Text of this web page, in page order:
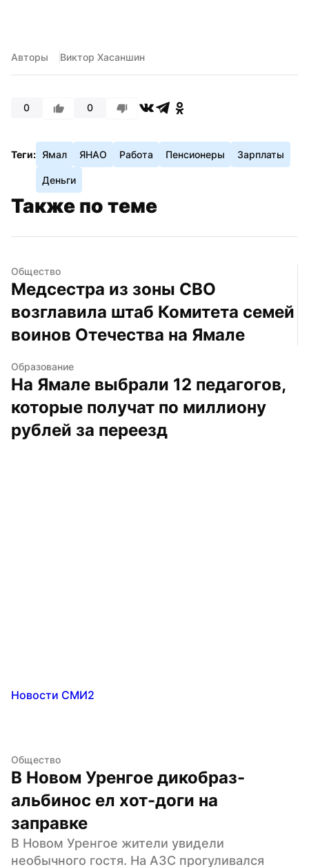
Авторы Виктор Хасаншин
0 0
Теги: Ямал ЯНАО Работа Пенсионеры Зарплаты
Деньги
Также по теме
Общество
Медсестра из зоны СВО
возглавила штаб Комитета семей
воинов Отечества на Ямале
Образование
На Ямале выбрали 12 педагогов,
которые получат по миллиону
рублей за переезд
Новости СМИ2
Общество
В Новом Уренгое дикобраз-
альбинос ел хот-доги на
заправке
В Новом Уренгое жители увидели
необычного гостя. На АЗС прогуливался